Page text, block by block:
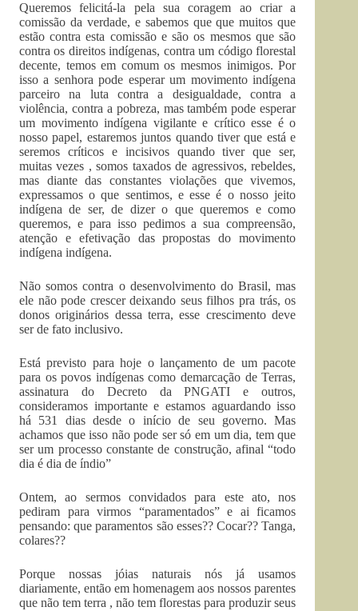
Queremos felicitá-la pela sua coragem ao criar a
comissão da verdade, e sabemos que que muitos que
estão contra esta comissão e são os mesmos que são
contra os direitos indígenas, contra um código florestal
decente, temos em comum os mesmos inimigos. Por
isso a senhora pode esperar um movimento indígena
parceiro na luta contra a desigualdade, contra a
violência, contra a pobreza, mas também pode esperar
um movimento indígena vigilante e crítico esse é o
nosso papel, estaremos juntos quando tiver que está e
seremos críticos e incisivos quando tiver que ser,
muitas vezes , somos taxados de agressivos, rebeldes,
mas diante das constantes violações que vivemos,
expressamos o que sentimos, e esse é o nosso jeito
indígena de ser, de dizer o que queremos e como
queremos, e para isso pedimos a sua compreensão,
atenção e efetivação das propostas do movimento
indígena indígena.
Não somos contra o desenvolvimento do Brasil, mas
ele não pode crescer deixando seus filhos pra trás, os
donos originários dessa terra, esse crescimento deve
ser de fato inclusivo.
Está previsto para hoje o lançamento de um pacote
para os povos indígenas como demarcação de Terras,
assinatura do Decreto da PNGATI e outros,
consideramos importante e estamos aguardando isso
há 531 dias desde o início de seu governo. Mas
achamos que isso não pode ser só em um dia, tem que
ser um processo constante de construção, afinal “todo
dia é dia de índio”
Ontem, ao sermos convidados para este ato, nos
pediram para virmos “paramentados” e ai ficamos
pensando: que paramentos são esses?? Cocar?? Tanga,
colares??
Porque nossas jóias naturais nós já usamos
diariamente, então em homenagem aos nossos parentes
que não tem terra , não tem florestas para produzir seus